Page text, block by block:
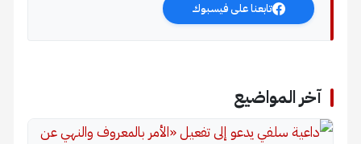
تابعنا على فيسبوك
آخر المواضيع